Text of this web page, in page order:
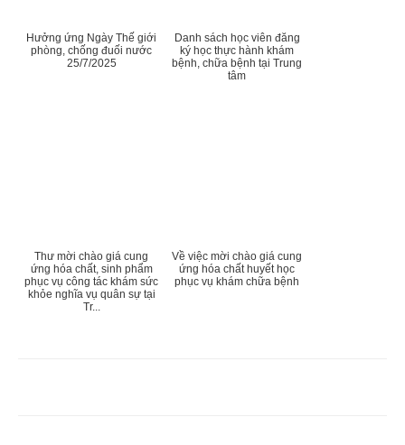
Hưởng ứng Ngày Thế giới
phòng, chống đuối nước
25/7/2025
Danh sách học viên đăng
ký học thực hành khám
bệnh, chữa bệnh tại Trung
tâm
Thư mời chào giá cung
ứng hóa chất, sinh phẩm
phục vụ công tác khám sức
khỏe nghĩa vụ quân sự tại
Tr...
Về việc mời chào giá cung
ứng hóa chất huyết học
phục vụ khám chữa bệnh